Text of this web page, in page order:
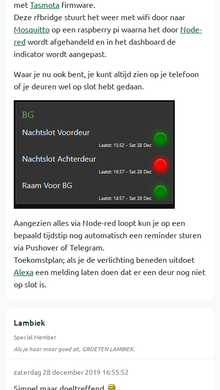
met Tasmota firmware.
Deze rfbridge stuurt het weer met wifi door naar
Mosquitto op een raspberry pi waarna het door Node-
red wordt afgehandeld en in het dashboard de
indicator wordt aangepast.
Waar je nu ook bent, je kunt altijd zien op je telefoon
of je deuren wel op slot hebt gedaan.
Aangezien alles via Node-red loopt kun je op een
bepaald tijdstip nog automatisch een reminder sturen
via Pushover of Telegram.
Toekomstplan; als je de verlichting beneden uitdoet
Alexa een melding laten doen dat er een deur nog niet
op slot is.
Lambiek
Special Member
Als je haar maar goed zit, GROETEN LAMBIEK.
zaterdag 28 december 2019 16:55:52
Simpel maar doeltreffend.